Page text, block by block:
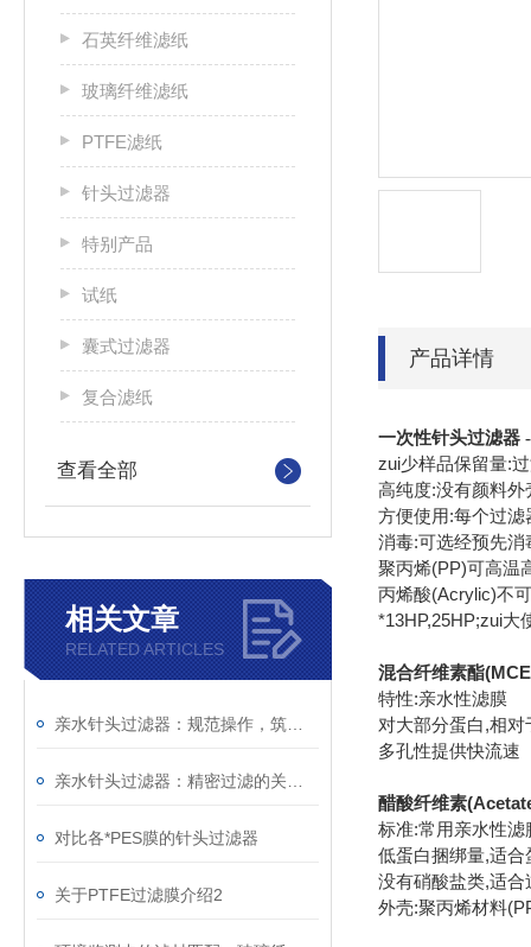
石英纤维滤纸
玻璃纤维滤纸
PTFE滤纸
针头过滤器
特别产品
试纸
囊式过滤器
复合滤纸
查看全部
相关文章
RELATED ARTICLES
对比各*PES膜的针头过滤器
关于PTFE过滤膜介绍2
产品详情
一次性针头过滤器
zui少样品保留量:
高纯度:没有颜料
方便使用:每个过
消毒:可选经预先
聚丙烯(PP)可高温
丙烯酸(Acrylic)不
*13HP,25HP;zui大
混合纤维素酯
特性:亲水性滤膜
对大部分蛋白,相
多孔性提供快流速
醋酸纤维素
标准:常用亲水性滤
低蛋白捆绑量,适合
没有硝酸盐类,适合
外壳:聚丙烯材料